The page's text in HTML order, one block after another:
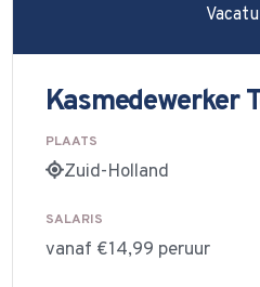
Kasmedewerker
PLAATS
Zuid-Holland
SALARIS
vanaf €14,99 peruur